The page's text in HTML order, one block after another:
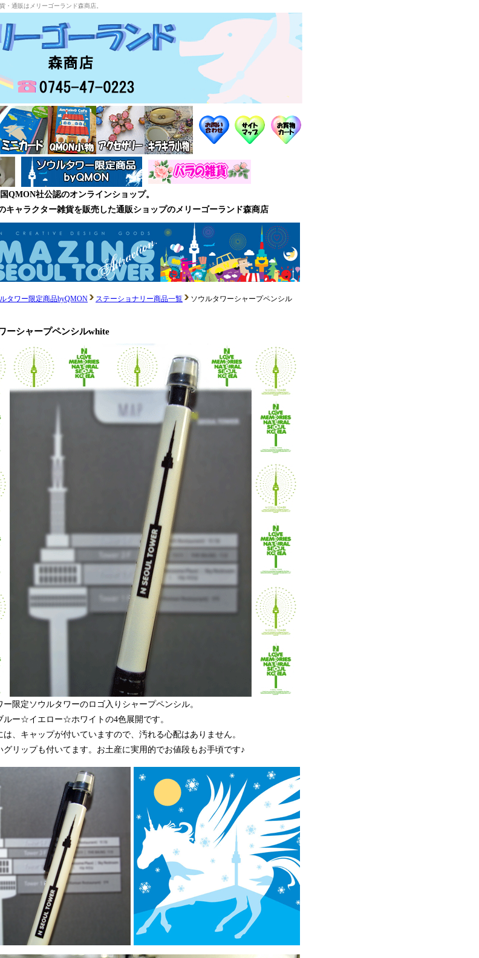
・通販はメリーゴーランド森商店。
QMON社公認のオンラインショップ。
キャラクター雑貨を販売した通販ショップのメリーゴーランド森商店
タワー限定商品byQMON ステーショナリー商品一覧
ソウルタワーシャープペンシル
ーシャープペンシルwhite
ー限定ソウルタワーのロゴ入りシャープペンシル。
ー☆イエロー☆ホワイトの4色展開です。
は、キャップが付いていますので、汚れる心配はありません。
グリップも付いてます。お土産に実用的でお値段もお手頃です♪